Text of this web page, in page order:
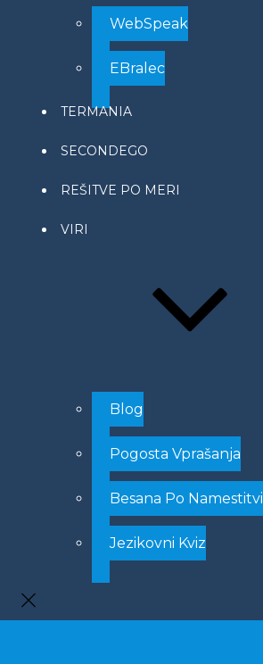
WebSpeak
EBralec
TERMANIA
SECONDEGO
REŠITVE PO MERI
VIRI
Blog
Pogosta Vprašanja
Besana Po Namestitvi
Jezikovni Kviz